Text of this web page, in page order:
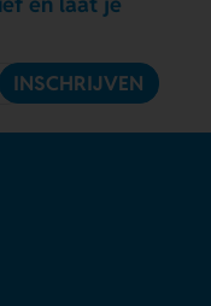
INSCHRIJVEN